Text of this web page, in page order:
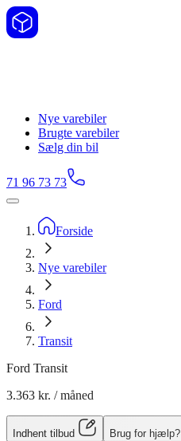
Nye varebiler
Brugte varebiler
Sælg din bil
71 96 73 73
Forside
Nye varebiler
Ford
Transit
Ford Transit
3.363 kr. / måned
Indhent tilbud Brug for hjælp?